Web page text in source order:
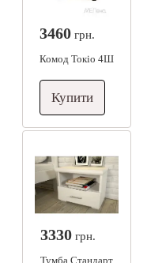
3460 грн.
Комод Токіо 4Ш
Купити
3330 грн.
Тумба Стандарт